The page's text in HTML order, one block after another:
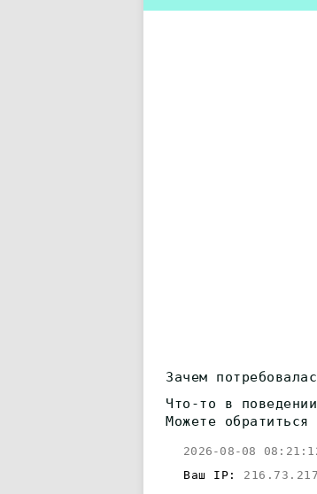
Зачем
Что-то в
Можете
2026-08-08
Ваш IP: